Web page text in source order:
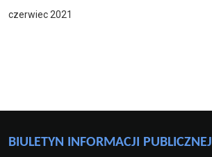
czerwiec 2021
BIULETYN INFORMACJI PUBLICZNEJ